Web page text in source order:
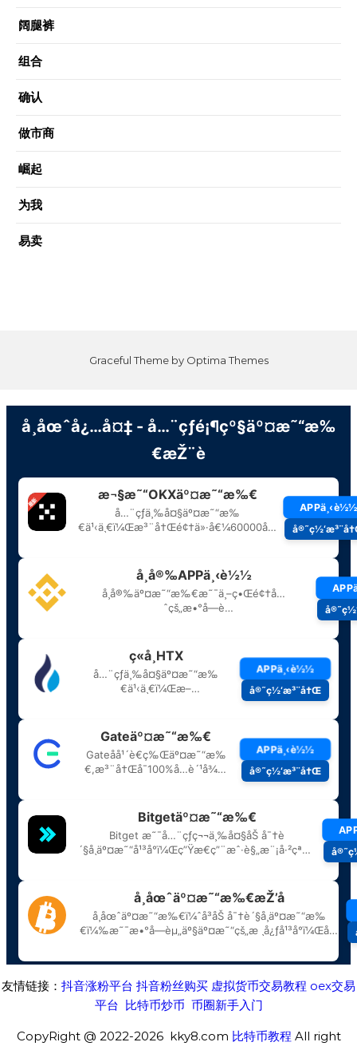
阔腿裤
组合
确认
做市商
崛起
为我
易卖
Graceful Theme by Optima Themes
友情链接： 抖音涨粉平台 抖音粉丝购买 虚拟货币交易教程 oex交易
平台 比特币炒币 币圈新手入门
CopyRight @ 2022-2026 kky8.com 比特币教程 All right